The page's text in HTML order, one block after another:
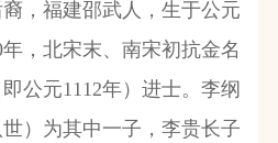
，福建邵武人，生于公元
年，北宋末、南宋初抗金名
公元1112年）进士。李纲
）为其中一子，李贵长子